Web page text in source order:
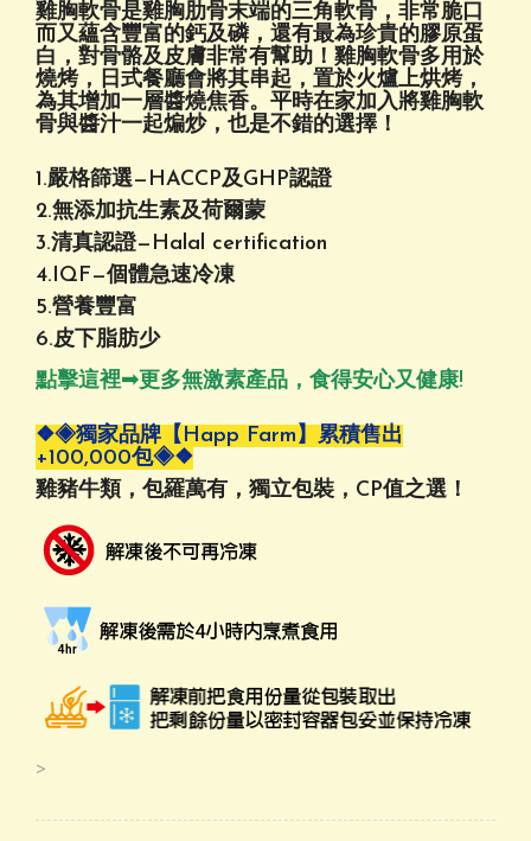
雞胸軟骨是雞胸肋骨末端的三角軟骨，非常脆口
而又蘊含豐富的鈣及磷，還有最為珍貴的膠原蛋
白，對骨骼及皮膚非常有幫助！雞胸軟骨多用於
燒烤，日式餐廳會將其串起，置於火爐上烘烤，
為其增加一層醬燒焦香。平時在家加入將雞胸軟
骨與醬汁一起煸炒，也是不錯的選擇！
1.嚴格篩選—HACCP及GHP認證
2.無添加抗生素及荷爾蒙
3.清真認證—Halal certification
4.IQF—個體急速冷凍
5.營養豐富
6.皮下脂肪少
點擊這裡➟更多無激素產品，食得安心又健康!
❖◈獨家品牌【Happ Farm】累積售出
+100,000包◈❖
雞豬牛類，包羅萬有，獨立包裝，CP值之選！
>